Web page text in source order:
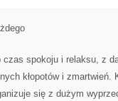
spokoju i relaksu, z
kłopotów i zmartwień.
się z dużym